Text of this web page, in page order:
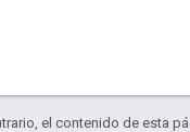
el contenido de esta